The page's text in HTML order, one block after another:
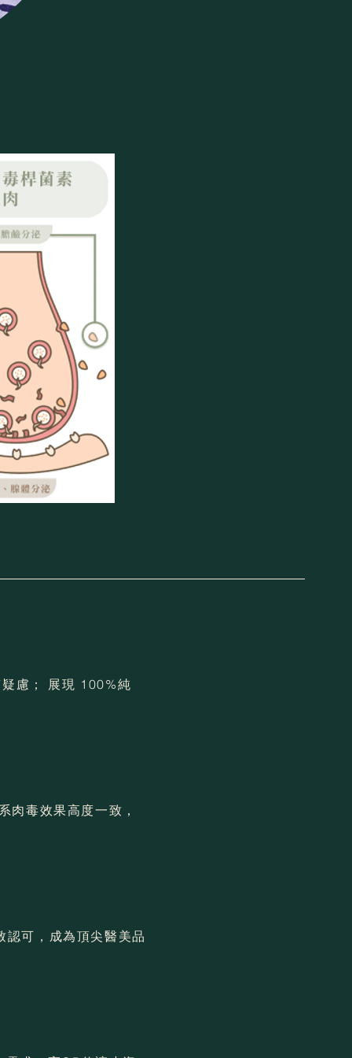
慮； 展現 100%純
肉毒效果高度一致，
認可，成為頂尖醫美品